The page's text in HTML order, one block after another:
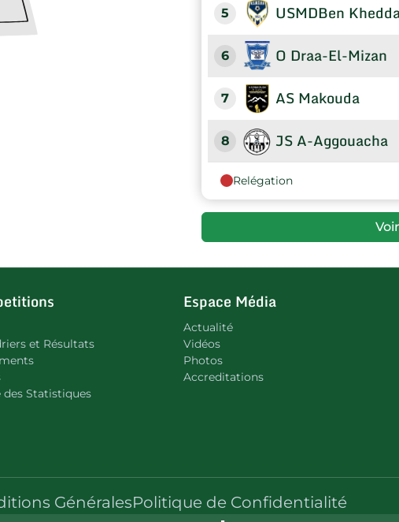
5 USMDBen
6 O Draa-El-Mizan
7 AS Makouda
8 JS A-Aggouacha
9 EN YIRATEN
Relégation
et Résultats
des Statistiques
Espace Média
Actualité
Vidéos
Photos
Accreditations
GénéralesPolitique de Confidentialité